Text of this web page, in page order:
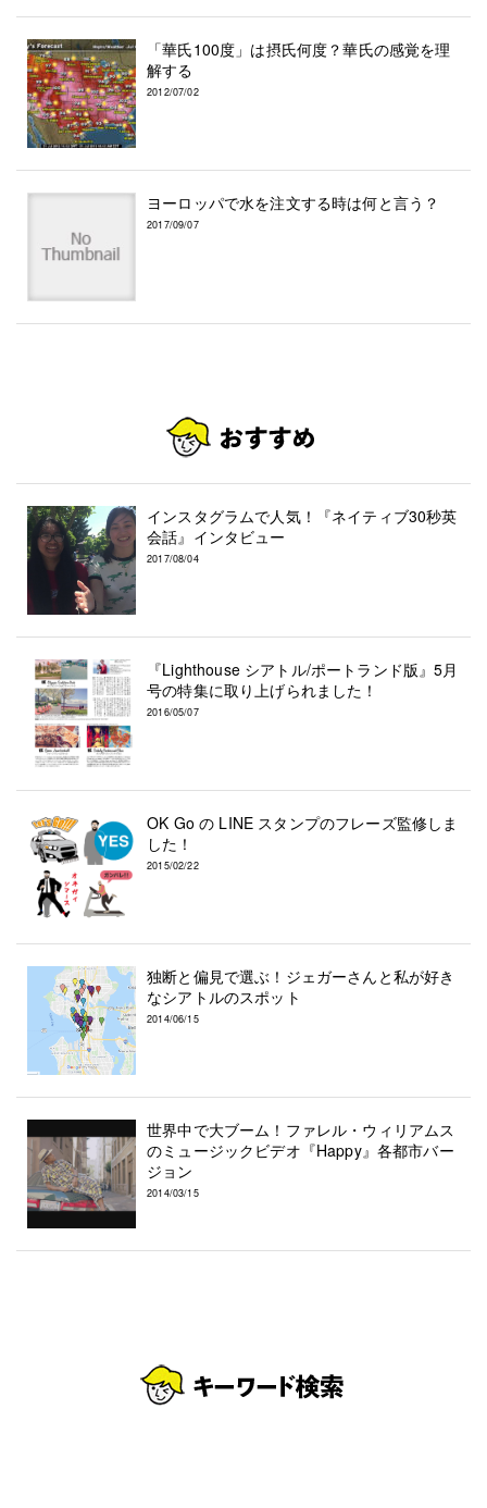
「華氏100度」は摂氏何度？華氏の感覚を理
解する
2012/07/02
ヨーロッパで水を注文する時は何と言う？
2017/09/07
インスタグラムで人気！『ネイティブ30秒英
会話』インタビュー
2017/08/04
『Lighthouse シアトル/ポートランド版』5月
号の特集に取り上げられました！
2016/05/07
OK Go の LINE スタンプのフレーズ監修しま
した！
2015/02/22
独断と偏見で選ぶ！ジェガーさんと私が好き
なシアトルのスポット
2014/06/15
世界中で大ブーム！ファレル・ウィリアムス
のミュージックビデオ『Happy』各都市バー
ジョン
2014/03/15